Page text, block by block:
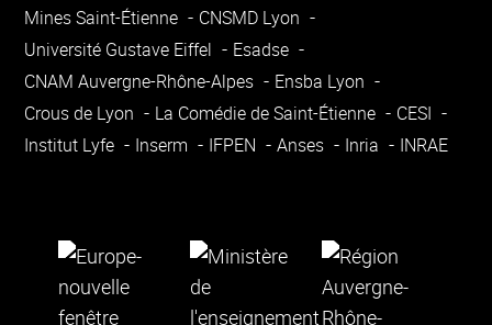
Mines Saint-Étienne
CNSMD Lyon
Université Gustave Eiffel
Esadse
CNAM Auvergne-Rhône-Alpes
Ensba Lyon
Crous de Lyon
La Comédie de Saint-Étienne
CESI
Institut Lyfe
Inserm IFPEN Anses Inria INRAE